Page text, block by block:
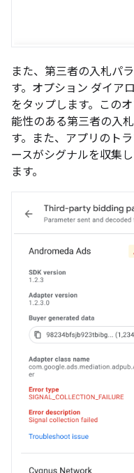
また、第三者の入札パ
す。オプション ダイア
をタップします。この
能性のある第三者の入
す。また、アプリのト
ースがシグナルを収集
ます。